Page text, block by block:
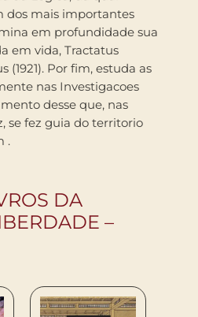
dos mais importantes
em profundidade sua
em vida, Tractatus
(1921). Por fim, estuda as
nas Investigacoes
desse que, nas
.
DA
–